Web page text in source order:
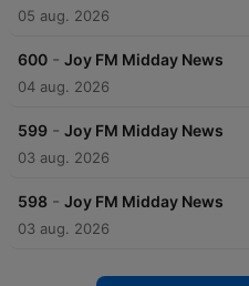
05 aug. 2026
600 - Joy FM Midday News
04 aug. 2026
599 - Joy FM Midday News
03 aug. 2026
598 - Joy FM Midday News
03 aug. 2026